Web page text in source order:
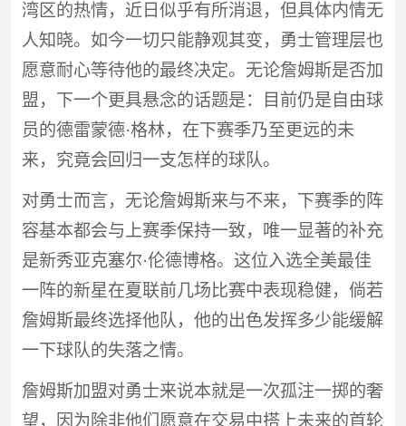
湾区的热情，近日似乎有所消退，但具体内情无
人知晓。如今一切只能静观其变，勇士管理层也
愿意耐心等待他的最终决定。无论詹姆斯是否加
盟，下一个更具悬念的话题是：目前仍是自由球
员的德雷蒙德·格林，在下赛季乃至更远的未
来，究竟会回归一支怎样的球队。
对勇士而言，无论詹姆斯来与不来，下赛季的阵
容基本都会与上赛季保持一致，唯一显著的补充
是新秀亚克塞尔·伦德博格。这位入选全美最佳
一阵的新星在夏联前几场比赛中表现稳健，倘若
詹姆斯最终选择他队，他的出色发挥多少能缓解
一下球队的失落之情。
詹姆斯加盟对勇士来说本就是一次孤注一掷的奢
望，因为除非他们愿意在交易中搭上未来的首轮